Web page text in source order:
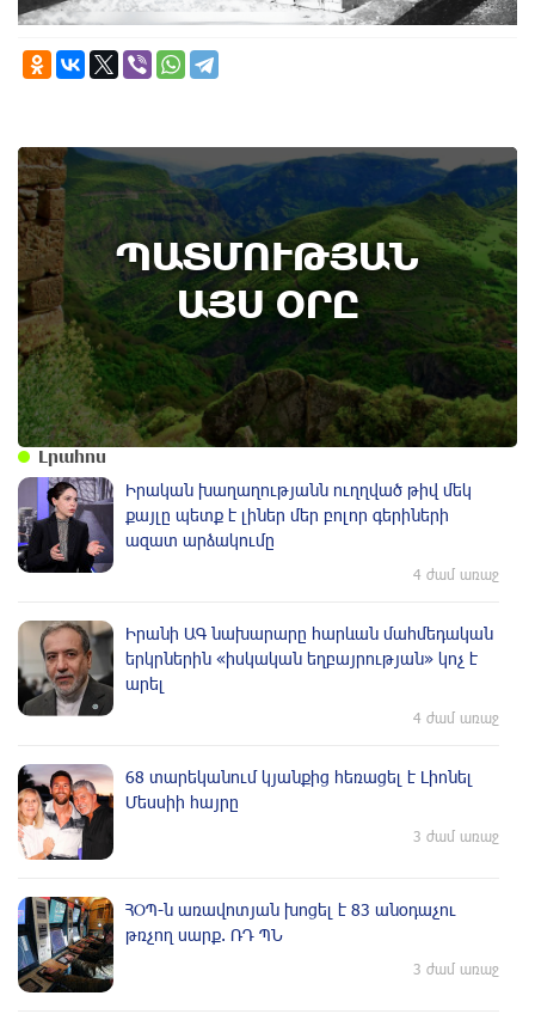
ՊԱՏՄՈՒԹՅԱՆ
ԱՅՍ ՕՐԸ
8th of August
Տեղի է ունեցել Գառնիի ճակատամարտը.
պատմության այս օրը (8 օգոստոս)
Լրահոս
Իրական խաղաղությանն ուղղված թիվ մեկ
քայլը պետք է լիներ մեր բոլոր գերիների
ազատ արձակումը
4 ժամ առաջ
Իրանի ԱԳ նախարարը հարևան մահմեդական
երկրներին «իսկական եղբայրության» կոչ է
արել
4 ժամ առաջ
68 տարեկանում կյանքից հեռացել է Լիոնել
Մեսսիի հայրը
3 ժամ առաջ
ՀՕՊ-ն առավոտյան խnցել է 83 անօդաչու
թռչող սարք. ՌԴ ՊՆ
3 ժամ առաջ